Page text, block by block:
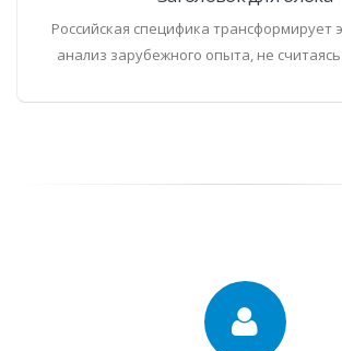
Российская специфика трансформирует
анализ зарубежного опыта, не